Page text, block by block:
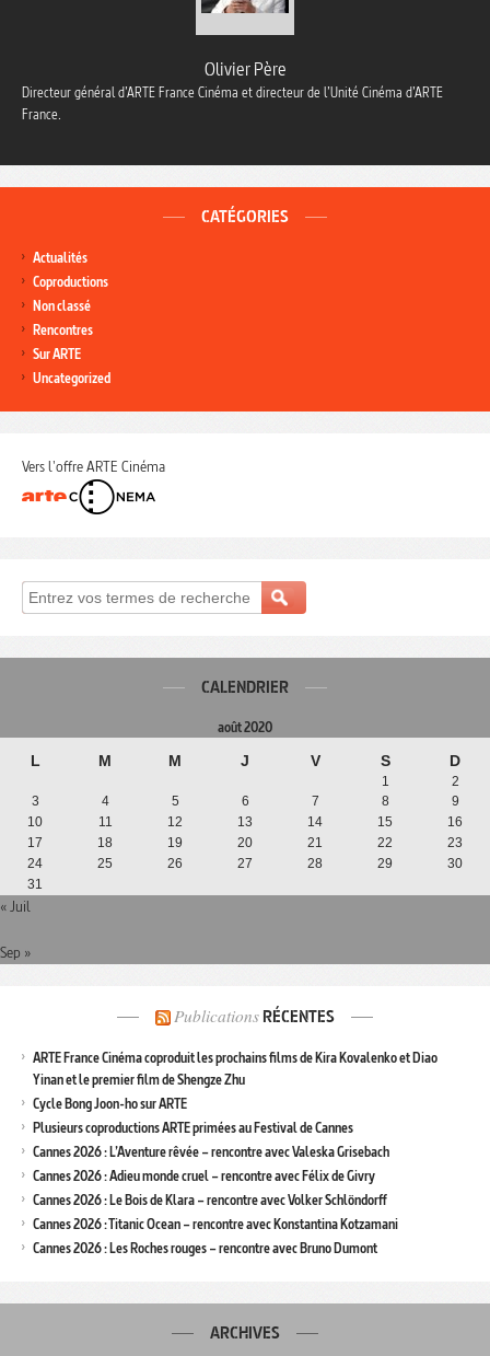
Olivier Père
Directeur général d’ARTE France Cinéma et directeur de l’Unité Cinéma d’ARTE
France.
CATÉGORIES
Actualités
Coproductions
Non classé
Rencontres
Sur ARTE
Uncategorized
Vers l'offre ARTE Cinéma
CALENDRIER
août 2020
L M M J V S D
1
2
3
4 5 6 7 8
9
10
11 12 13 14 15
16
17
18 19 20 21 22
23
24
25 26 27 28 29
30
31
« Juil
Sep »
Publications RÉCENTES
ARTE France Cinéma coproduit les prochains films de Kira Kovalenko et Diao
Yinan et le premier film de Shengze Zhu
Cycle Bong Joon-ho sur ARTE
Plusieurs coproductions ARTE primées au Festival de Cannes
Cannes 2026 : L’Aventure rêvée – rencontre avec Valeska Grisebach
Cannes 2026 : Adieu monde cruel – rencontre avec Félix de Givry
Cannes 2026 : Le Bois de Klara – rencontre avec Volker Schlöndorff
Cannes 2026 : Titanic Ocean – rencontre avec Konstantina Kotzamani
Cannes 2026 : Les Roches rouges – rencontre avec Bruno Dumont
ARCHIVES